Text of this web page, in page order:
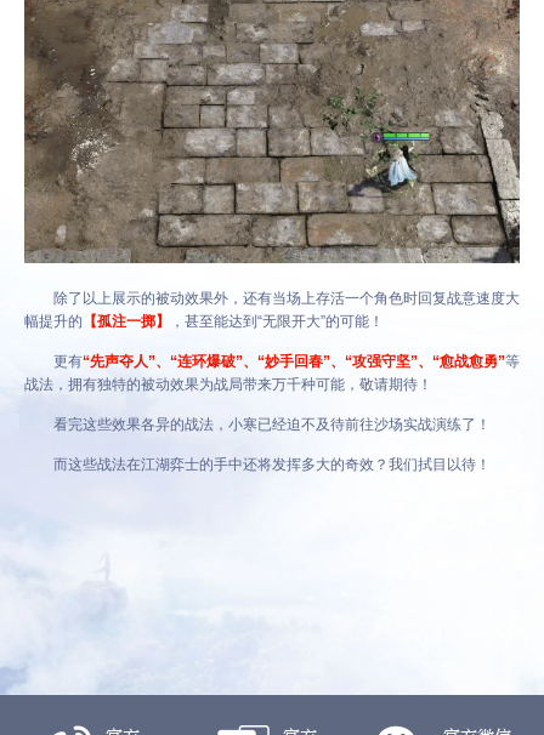
除了以上展示的被动效果外，还有当场上存活一个角色时回复战意速度大
幅提升的 【孤注一掷】 ，甚至能达到“无限开大”的可能！
更有“先声夺人”、“连环爆破”、“妙手回春”、“攻强守坚”、“愈战愈勇”等
战法，拥有独特的被动效果为战局带来万千种可能，敬请期待！
看完这些效果各异的战法，小寒已经迫不及待前往沙场实战演练了！
而这些战法在江湖弈士的手中还将发挥多大的奇效？我们拭目以待！